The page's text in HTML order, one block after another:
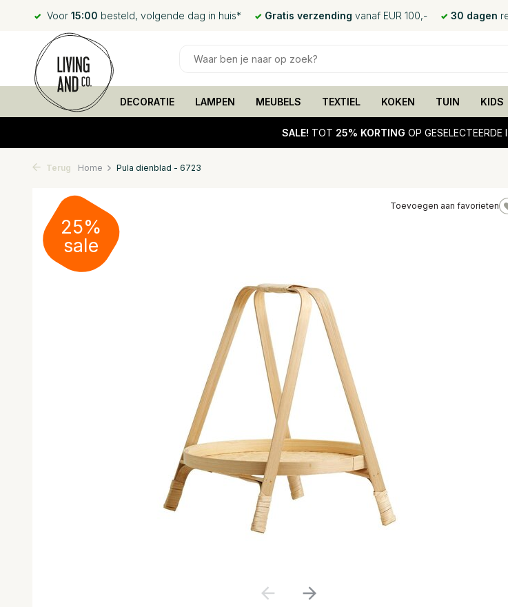
Voor 15:00 besteld, volgende dag in huis* Gratis verzending vanaf EUR 100,- 30 dagen
DECORATIE LAMPEN MEUBELS TEXTIEL KOKEN TUIN KIDS
SALE! TOT 25% KORTING OP GESELECTEERDE
Terug Home Pula dienblad - 6723
Toevoegen aan favorieten
25%
sale